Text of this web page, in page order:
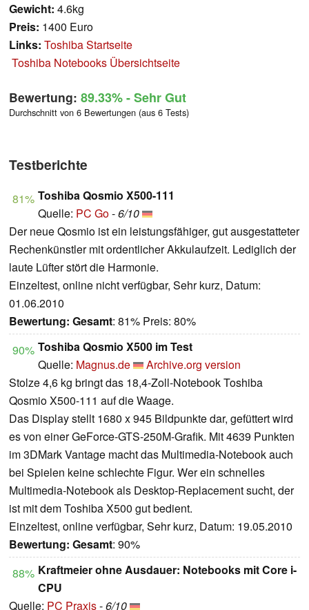
Gewicht: 4.6kg
Preis: 1400 Euro
Links: Toshiba Startseite
Toshiba Notebooks Übersichtseite
Bewertung: 89.33%- Sehr Gut
Durchschnitt von 6 Bewertungen (aus 6 Tests)
Testberichte
81% Toshiba Qosmio X500-111
Quelle: PC Go-6/10
Der neue Qosmio ist ein leistungsfähiger, gut ausgestatteter
Rechenkünstler mit ordentlicher Akkulaufzeit. Lediglich der
laute Lüfter stört die Harmonie.
Einzeltest, online nicht verfügbar, Sehr kurz, Datum:
01.06.2010
Bewertung: Gesamt: 81% Preis: 80%
90% Toshiba Qosmio X500 im Test
Quelle: Magnus.de
Archive.org version
Stolze 4,6 kg bringt das 18,4-Zoll-Notebook Toshiba
Qosmio X500-111 auf die Waage.
Das Display stellt 1680 x 945 Bildpunkte dar, gefüttert wird
es von einer GeForce-GTS-250M-Grafik. Mit 4639 Punkten
im 3DMark Vantage macht das Multimedia-Notebook auch
bei Spielen keine schlechte Figur. Wer ein schnelles
Multimedia-Notebook als Desktop-Replacement sucht, der
ist mit dem Toshiba X500 gut bedient.
Einzeltest, online verfügbar, Sehr kurz, Datum: 19.05.2010
Bewertung: Gesamt: 90%
88% Kraftmeier ohne Ausdauer: Notebooks mit Core i-
CPU
Quelle: PC Praxis-6/10